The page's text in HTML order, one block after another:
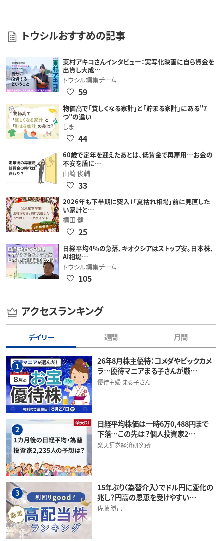
トウシルおすすめの記事
東村アキコさんインタビュー：実写化映画に自ら資金を
出資し大成…
トウシル編集チーム
59
物価高で「貧しくなる家計」と「貯まる家計」にある"7
つ"の違い
しま
44
60歳で定年を迎えたあとは、低賃金で再雇用…お金の
不安を盾に…
山崎 俊輔
33
2026年も下半期に突入！「夏枯れ相場」前に見直した
い家計と…
横田 健一
25
日経平均4％の急落、キオクシアはストップ安。日本株、
AI相場…
トウシル編集チーム
105
アクセスランキング
デイリー 週間 月間
1
26年8月株主優待：コメダやビックカメ
ラ…優待マニアまる子さんが厳…
優待主婦 まる子さん
2
日経平均株価は一時6万0,488円まで
下落…この先は？個人投資家2…
楽天証券経済研究所
3
15年ぶり〈為替介入〉でドル円に変化の
兆し？円高の恩恵を受けやすい…
佐藤 勝己